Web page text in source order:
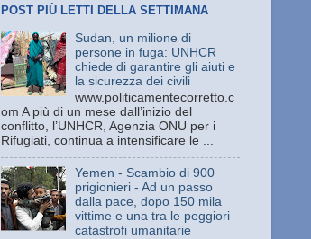
POST PIÙ LETTI DELLA SETTIMANA
Sudan, un milione di
persone in fuga: UNHCR
chiede di garantire gli aiuti e
la sicurezza dei civili
www.politicamentecorretto.c
om A più di un mese dall’inizio del
conflitto, l’UNHCR, Agenzia ONU per i
Rifugiati, continua a intensificare le ...
Yemen - Scambio di 900
prigionieri - Ad un passo
dalla pace, dopo 150 mila
vittime e una tra le peggiori
catastrofi umanitarie